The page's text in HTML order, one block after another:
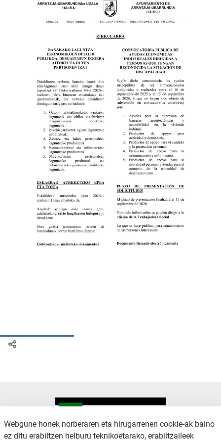
Webgune honek norberaren eta hirugarrenen cookie-ak baino
ez ditu erabiltzen helburu teknikoetarako, erabiltzaileek